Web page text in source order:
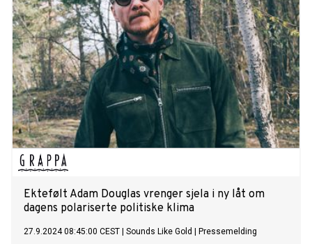
Ektefølt Adam Douglas vrenger sjela i ny låt om
dagens polariserte politiske klima
27.9.2024 08:45:00 CEST Sounds Like Gold Pressemelding